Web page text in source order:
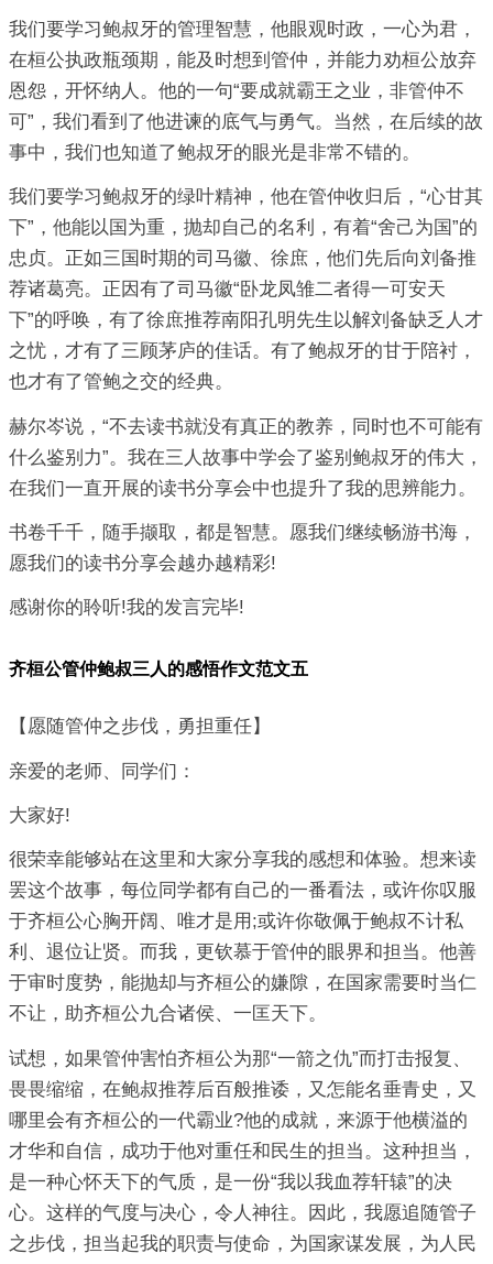
我们要学习鲍叔牙的管理智慧，他眼观时政，一心为君，
在桓公执政瓶颈期，能及时想到管仲，并能力劝桓公放弃
恩怨，开怀纳人。他的一句“要成就霸王之业，非管仲不
可”，我们看到了他进谏的底气与勇气。当然，在后续的故
事中，我们也知道了鲍叔牙的眼光是非常不错的。
我们要学习鲍叔牙的绿叶精神，他在管仲收归后，“心甘其
下”，他能以国为重，抛却自己的名利，有着“舍己为国”的
忠贞。正如三国时期的司马徽、徐庶，他们先后向刘备推
荐诸葛亮。正因有了司马徽“卧龙凤雏二者得一可安天
下”的呼唤，有了徐庶推荐南阳孔明先生以解刘备缺乏人才
之忧，才有了三顾茅庐的佳话。有了鲍叔牙的甘于陪衬，
也才有了管鲍之交的经典。
赫尔岑说，“不去读书就没有真正的教养，同时也不可能有
什么鉴别力”。我在三人故事中学会了鉴别鲍叔牙的伟大，
在我们一直开展的读书分享会中也提升了我的思辨能力。
书卷千千，随手撷取，都是智慧。愿我们继续畅游书海，
愿我们的读书分享会越办越精彩!
感谢你的聆听!我的发言完毕!
齐桓公管仲鲍叔三人的感悟作文范文五
【愿随管仲之步伐，勇担重任】
亲爱的老师、同学们：
大家好!
很荣幸能够站在这里和大家分享我的感想和体验。想来读
罢这个故事，每位同学都有自己的一番看法，或许你叹服
于齐桓公心胸开阔、唯才是用;或许你敬佩于鲍叔不计私
利、退位让贤。而我，更钦慕于管仲的眼界和担当。他善
于审时度势，能抛却与齐桓公的嫌隙，在国家需要时当仁
不让，助齐桓公九合诸侯、一匡天下。
试想，如果管仲害怕齐桓公为那“一箭之仇”而打击报复、
畏畏缩缩，在鲍叔推荐后百般推诿，又怎能名垂青史，又
哪里会有齐桓公的一代霸业?他的成就，来源于他横溢的
才华和自信，成功于他对重任和民生的担当。这种担当，
是一种心怀天下的气质，是一份“我以我血荐轩辕”的决
心。这样的气度与决心，令人神往。因此，我愿追随管子
之步伐，担当起我的职责与使命，为国家谋发展，为人民